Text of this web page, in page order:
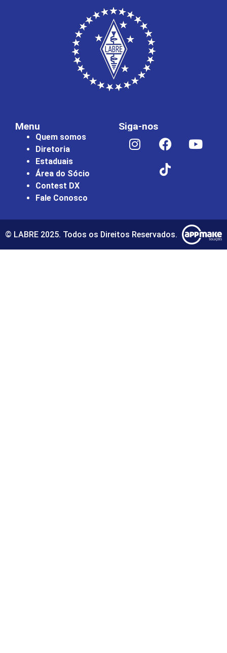
Menu
Quem somos
Diretoria
Estaduais
Área do Sócio
Contest DX
Fale Conosco
Siga-nos
© LABRE 2025. Todos os Direitos Reservados.